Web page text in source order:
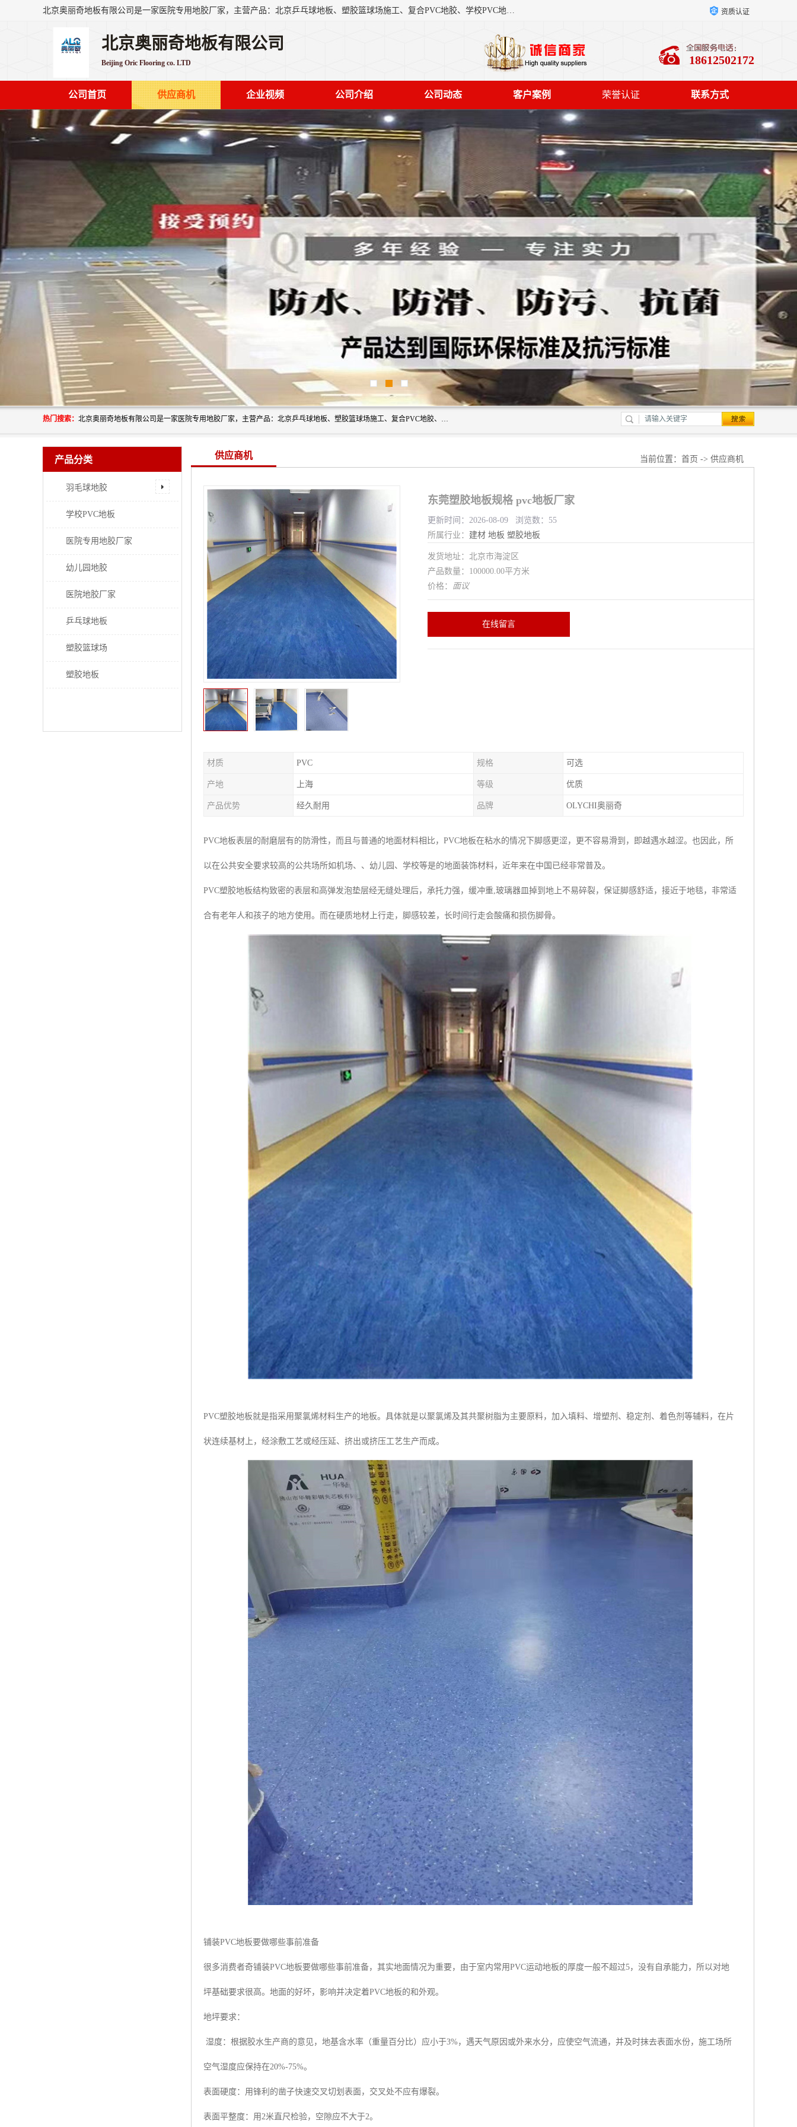
北京奥丽奇地板有限公司是一家医院专用地胶厂家，主营产品：北京乒乓球地板、塑胶篮球场施工、复合PVC地胶、学校PVC地板、幼儿园地胶等，奥丽奇是一家销售为一体PVC地板，塑胶地板为主的销售企业，公司所生产的PVC塑胶地板产品主要用于办公楼、医院、 机场、学校、幼儿园、商场、交通工具、宾馆、车站等公共场所。 资质认证
北京奥丽奇地板有限公司
Beijing Oric Flooring co. LTD 18612502172
公司首页 供应商机 企业视频 公司介绍 公司动态 客户案例 荣誉认证 联系方式
热门搜索： 北京奥丽奇地板有限公司是一家医院专用地胶厂家，主营产品：北京乒乓球地板、塑胶篮球场施工、复合PVC地胶、学校PVC地板、幼儿园地胶等，奥丽奇是一家销售为一体PVC地板，塑胶地板为主的销售企业，公司所生产的PVC塑胶地板产品主要用于办公楼、医院、 机场、学校、幼儿园、商场、交通工具、宾馆、车站等公共场所。
产品分类
羽毛球地胶
学校PVC地板
医院专用地胶厂家
幼儿园地胶
医院地胶厂家
乒乓球地板
塑胶篮球场
塑胶地板
供应商机 当前位置： 首页 -> 供应商机
东莞塑胶地板规格 pvc地板厂家
更新时间：2026-08-09 浏览数：55
所属行业： 建材 地板 塑胶地板
发货地址：北京市海淀区
产品数量：100000.00平方米
价格： 面议
在线留言
材质 PVC 规格 可选
产地 上海 等级 优质
产品优势 经久耐用 品牌 OLYCHI奥丽奇
PVC地板表层的耐磨层有的防滑性，而且与普通的地面材料相比，PVC地板在粘水的情况下脚感更涩，更不容易滑到，即越遇水越涩。也因此，所
以在公共安全要求较高的公共场所如机场、、幼儿园、学校等是的地面装饰材料，近年来在中国已经非常普及。
PVC塑胶地板结构致密的表层和高弹发泡垫层经无缝处理后，承托力强，缓冲重,玻璃器皿掉到地上不易碎裂，保证脚感舒适，接近于地毯，非常适
合有老年人和孩子的地方使用。而在硬质地材上行走，脚感较差，长时间行走会酸痛和损伤脚骨。
PVC塑胶地板就是指采用聚氯烯材料生产的地板。具体就是以聚氯烯及其共聚树脂为主要原料，加入填料、增塑剂、稳定剂、着色剂等辅料，在片
状连续基材上，经涂敷工艺或经压延、挤出或挤压工艺生产而成。
铺装PVC地板要做哪些事前准备
很多消费者奇铺装PVC地板要做哪些事前准备，其实地面情况为重要，由于室内常用PVC运动地板的厚度一般不超过5，没有自承能力，所以对地
坪基础要求很高。地面的好坏，影响并决定着PVC地板的和外观。
地坪要求：
湿度：根据胶水生产商的意见，地基含水率（重量百分比）应小于3%，遇天气原因或外来水分，应使空气流通，并及时抹去表面水份，施工场所
空气湿度应保持在20%-75%。
表面硬度：用锋利的凿子快速交叉切划表面，交叉处不应有爆裂。
表面平整度：用2米直尺检验，空隙应不大于2。